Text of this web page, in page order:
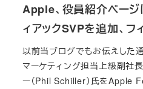
Apple、役員紹介ページ
ィアックSVPを追加、フ
以前当ブログでもお伝えした
マーケティング担当上級副社長
ー（Phil Schiller）氏をApple